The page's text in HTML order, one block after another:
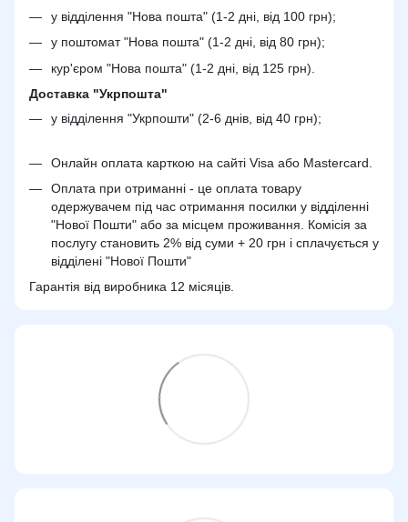
у відділення "Нова пошта" (1-2 дні, від 100 грн);
у поштомат "Нова пошта" (1-2 дні, від 80 грн);
кур'єром "Нова пошта" (1-2 дні, від 125 грн).
Доставка "Укрпошта"
у відділення "Укрпошти" (2-6 днів, від 40 грн);
Онлайн оплата карткою на сайті Visa або Mastercard.
Оплата при отриманні - це оплата товару
одержувачем під час отримання посилки у відділенні
"Нової Пошти" або за місцем проживання. Комісія за
послугу становить 2% від суми + 20 грн і сплачується у
відділені "Нової Пошти"
Гарантія від виробника 12 місяців.